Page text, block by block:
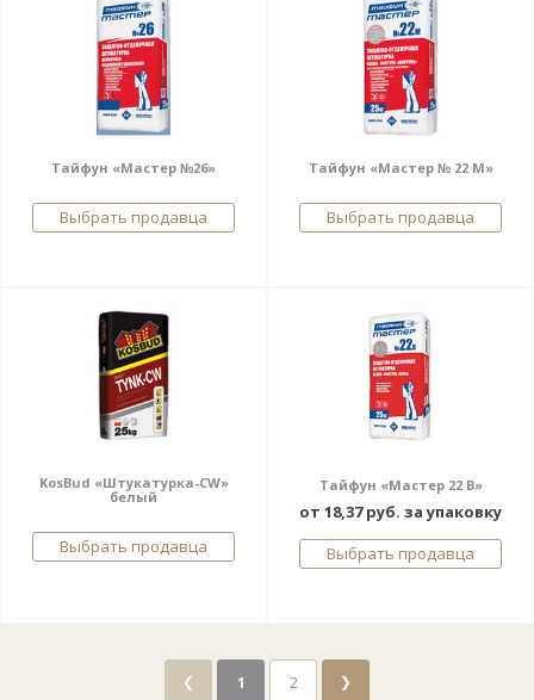
Тайфун «Мастер №26»
Выбрать продавца
Тайфун «Мастер № 22 М»
Выбрать продавца
KosBud «Штукатурка-CW»
белый
Выбрать продавца
Тайфун «Мастер 22 В»
от 18,37 руб. за упаковку
Выбрать продавца
❮ 1 2 ❯